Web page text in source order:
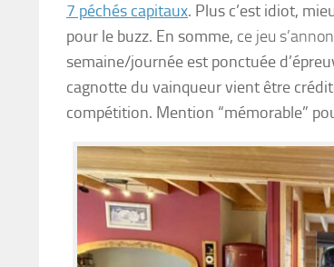
7 péchés capitaux. Plus c’est idiot,
pour le buzz. En somme, ce jeu
semaine/journée est ponctuée
cagnotte du vainqueur vient être
compétition. Mention “mémorable”